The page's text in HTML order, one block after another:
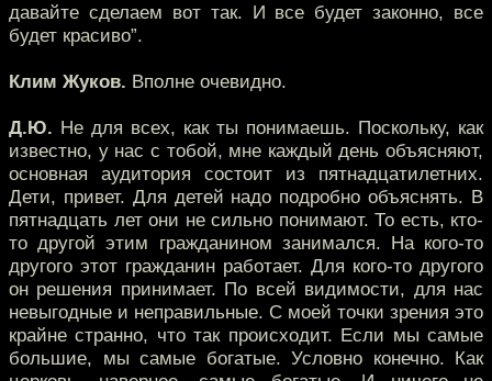
давайте сделаем вот так. И все будет законно, все
будет красиво”.
Клим Жуков. Вполне очевидно.
Д.Ю. Не для всех, как ты понимаешь. Поскольку, как
известно, у нас с тобой, мне каждый день объясняют,
основная аудитория состоит из пятнадцатилетних.
Дети, привет. Для детей надо подробно объяснять. В
пятнадцать лет они не сильно понимают. То есть, кто-
то другой этим гражданином занимался. На кого-то
другого этот гражданин работает. Для кого-то другого
он решения принимает. По всей видимости, для нас
невыгодные и неправильные. С моей точки зрения это
крайне странно, что так происходит. Если мы самые
большие, мы самые богатые. Условно конечно. Как